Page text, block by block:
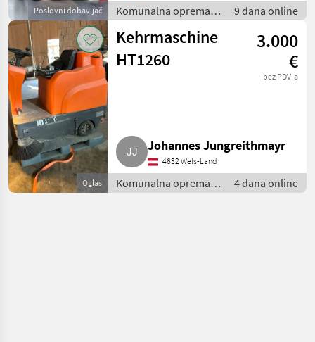
Poslovni dobavljač
Komunalna oprema i
vozila / Vozila za
odvoz smjeća
9 dana online
Oglas
Kehrmaschine
HT1260
3.000
€
bez PDV-a
Johannes Jungreithmayr
4632 Wels-Land
Komunalna oprema i
vozila / Ostala
4 dana online